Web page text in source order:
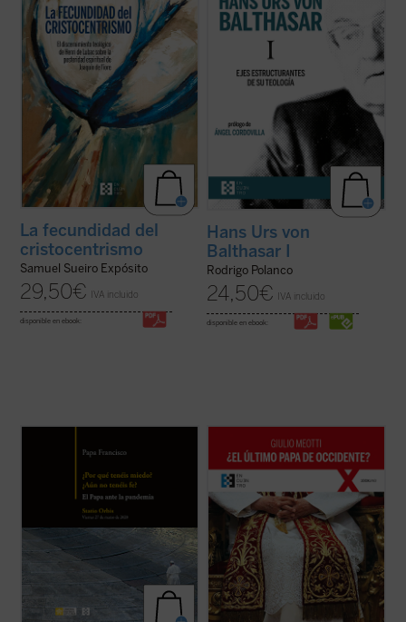
de Lubac enLa posteridad espiritual de
Joaquín de Fiorees de orden cristológico y
trinitario, o mejor, de ... (ver ficha)
La fecundidad del
cristocentrismo
Samuel Sueiro Expósito
29,50€ IVA incluido
disponible en ebook:
Teológica),considerada su obra cumbre
y que recoge en buena medida su
producción anterior. Se ...(ver ficha)
Hans Urs von
Balthasar I
Rodrigo Polanco
24,50€ IVA incluido
disponible en ebook:
medio de una pandemia impredecible que
Francisco convocó a la Iglesia, y en cierto
modo al mundo entero, a levantar los ojos
al Señor e implorar su ayuda y ...(ver ficha)
«Joseph Ratzinger ha sido, como Meotti lo
describe, un coloso, finalmente 'derrotado'
en sus esfuerzos por salvar a la
civilización occidental, pero que ha dejado
detrás de sí los códigos que aún pueden
permitir a la humanidad arreglar las ...
(ver
ficha)